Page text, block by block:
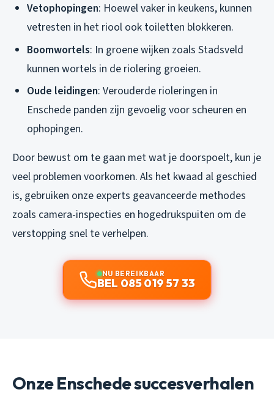
Vetophopingen: Hoewel vaker in keukens, kunnen
vetresten in het riool ook toiletten blokkeren.
Boomwortels: In groene wijken zoals Stadsveld
kunnen wortels in de riolering groeien.
Oude leidingen: Verouderde rioleringen in
Enschede panden zijn gevoelig voor scheuren en
ophopingen.
Door bewust om te gaan met wat je doorspoelt, kun je
veel problemen voorkomen. Als het kwaad al geschied
is, gebruiken onze experts geavanceerde methodes
zoals camera-inspecties en hogedrukspuiten om de
verstopping snel te verhelpen.
NU BEREIKBAAR
BEL 085 019 57 33
Onze Enschede succesverhalen